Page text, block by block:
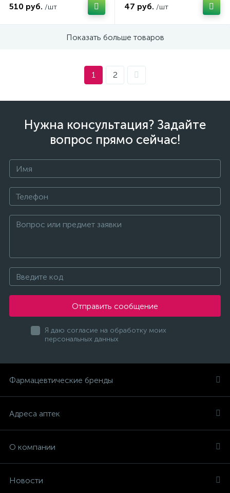
510 руб. /шт 47 руб. /шт
Показать больше товаров
1 2
Нужна консультация? Задайте
вопрос прямо сейчас!
Отправить сообщение
Я даю согласие на обработку моих
персональных данных
Фармацевтические бренды
Адреса аптек
О компании
Новости